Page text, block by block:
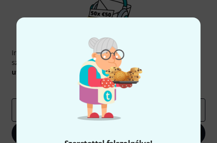
Thomann hírlevél
Iratkozz fel a Thomann angol nyelvű hírlevelére, és kis
szerencsével megnyerheted a50egyenként
utalvány
Inspiráló gondolatok
Akciók